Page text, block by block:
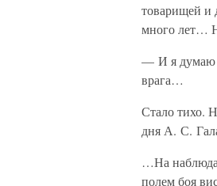
товарищей и
много лет…
— И я думаю
врага…
Стало тихо.
дня А. С.
…На
полем боя